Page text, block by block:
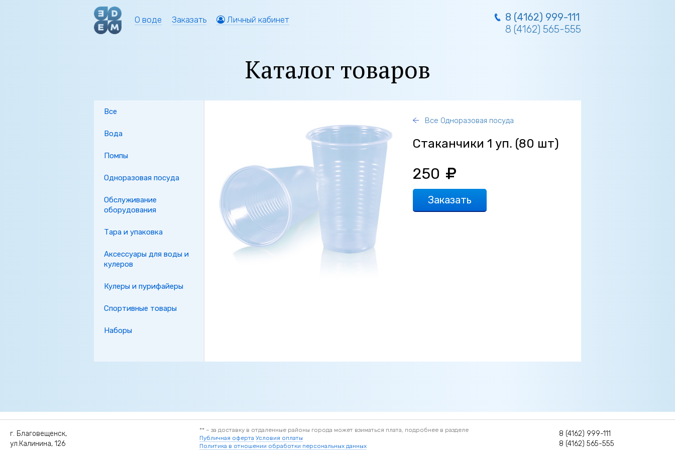
О воде Заказать Личный кабинет
8 (4162) 999-111
8 (4162) 565-555
Каталог товаров
Все
Вода
Помпы
Одноразовая посуда
Обслуживание
оборудования
Тара и упаковка
Аксессуары для воды и
кулеров
Кулеры и пурифайеры
Спортивные товары
Наборы
Все Одноразовая посуда
Стаканчики 1 уп. (80 шт)
250
Заказать
г. Благовещенск,
ул.Калинина, 126
** – за доставку в отдаленные районы города может взиматься плата, подробнее в разделе
Публичная оферта Условия оплаты
Политика в отношении обработки персональных данных
8 (4162) 999-111
8 (4162) 565-555